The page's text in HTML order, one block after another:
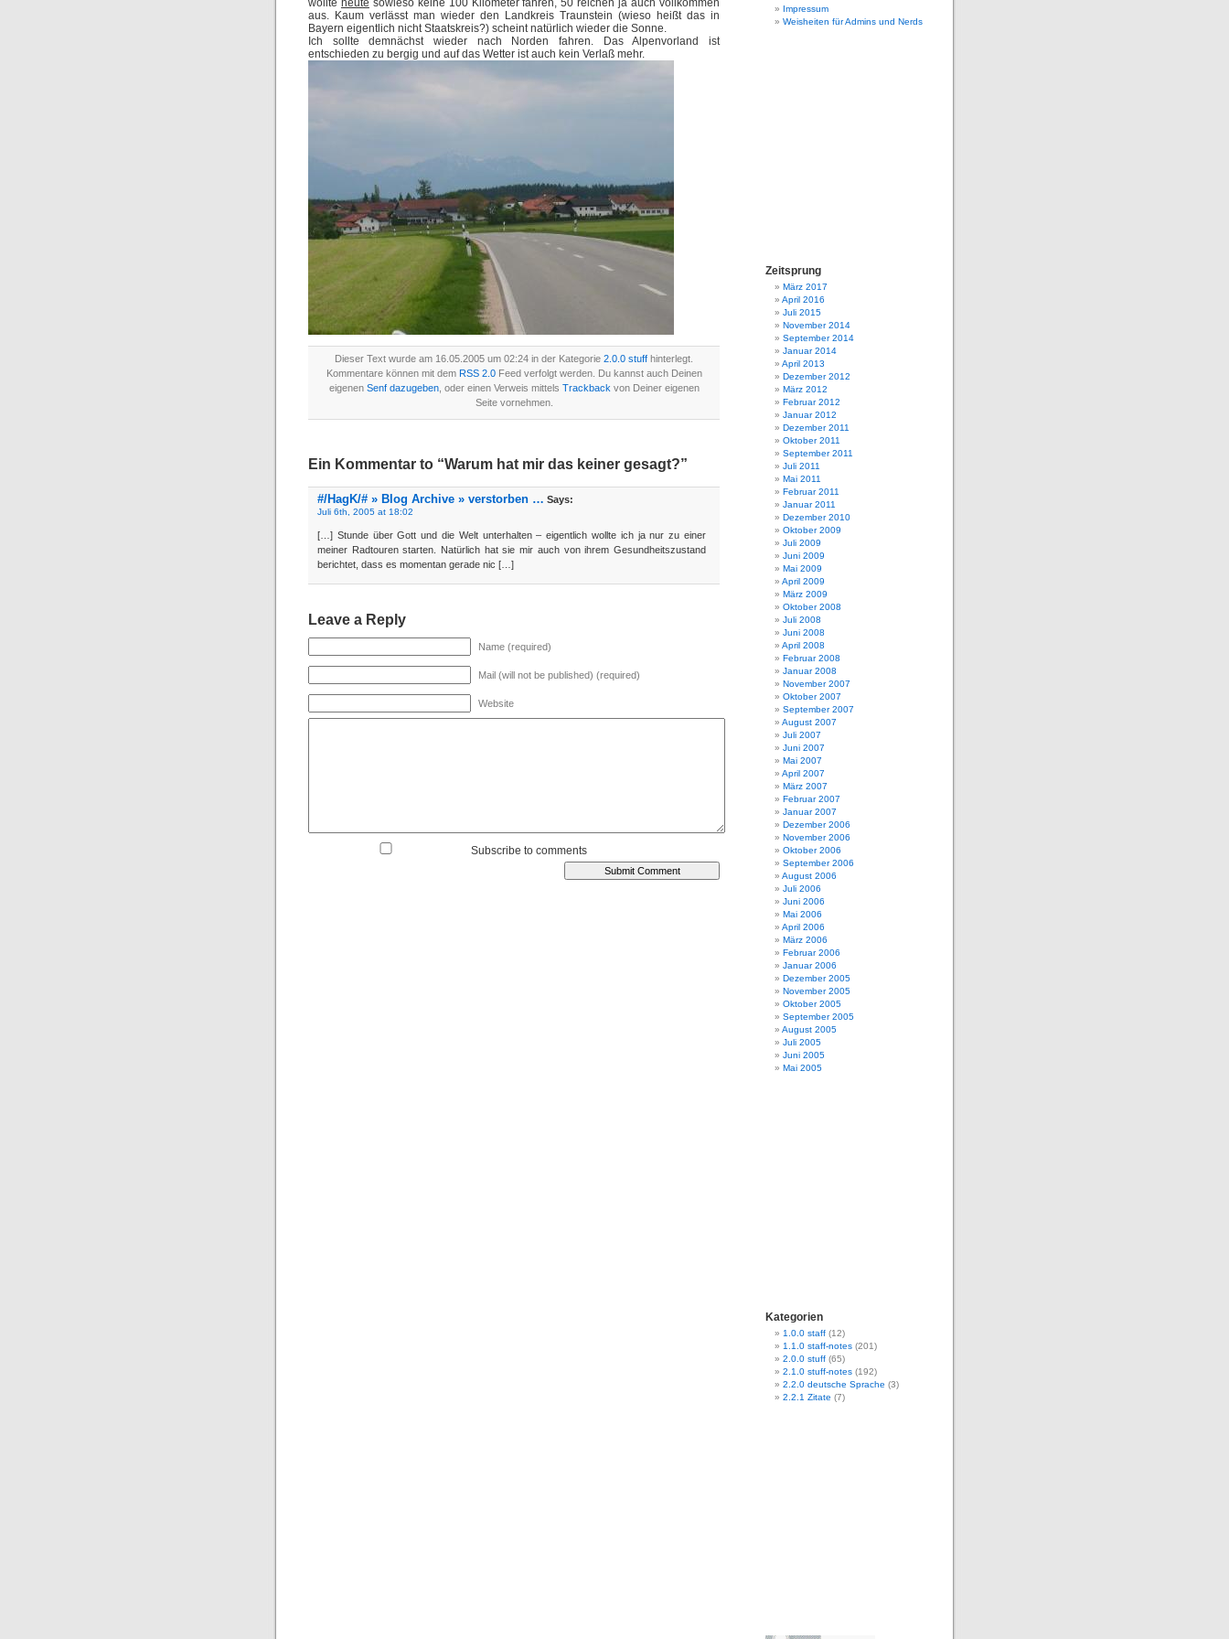
wollte heute sowieso keine 100 Kilometer fahren, 50 reichen ja auch vollkommen
aus. Kaum verlässt man wieder den Landkreis Traunstein (wieso heißt das in
Bayern eigentlich nicht Staatskreis?) scheint natürlich wieder die Sonne.
Ich sollte demnächst wieder nach Norden fahren. Das Alpenvorland ist
entschieden zu bergig und auf das Wetter ist auch kein Verlaß mehr.
Dieser Text wurde am 16.05.2005 um 02:24 in der Kategorie 2.0.0 stuff hinterlegt.
Kommentare können mit dem RSS 2.0Feed verfolgt werden. Du kannst auch Deinen
eigenen Senf dazugeben, oder einen Verweis mittels Trackback von Deiner eigenen
Seite vornehmen.
Ein Kommentar to “Warum hat mir das keiner gesagt?”
#/HagK/# » Blog Archive » verstorben … Says:
Juli 6th, 2005 at 18:02
[…] Stunde über Gott und die Welt unterhalten – eigentlich wollte ich ja nur zu einer
meiner Radtouren starten. Natürlich hat sie mir auch von ihrem Gesundheitszustand
berichtet, dass es momentan gerade nic […]
Leave a Reply
Name (required)
Mail (will not be published) (required)
Website
Subscribe to comments
Impressum
Weisheiten für Admins und Nerds
Zeitsprung
März 2017
April 2016
Juli 2015
November 2014
September 2014
Januar 2014
April 2013
Dezember 2012
März 2012
Februar 2012
Januar 2012
Dezember 2011
Oktober 2011
September 2011
Juli 2011
Mai 2011
Februar 2011
Januar 2011
Dezember 2010
Oktober 2009
Juli 2009
Juni 2009
Mai 2009
April 2009
März 2009
Oktober 2008
Juli 2008
Juni 2008
April 2008
Februar 2008
Januar 2008
November 2007
Oktober 2007
September 2007
August 2007
Juli 2007
Juni 2007
Mai 2007
April 2007
März 2007
Februar 2007
Januar 2007
Dezember 2006
November 2006
Oktober 2006
September 2006
August 2006
Juli 2006
Juni 2006
Mai 2006
April 2006
März 2006
Februar 2006
Januar 2006
Dezember 2005
November 2005
Oktober 2005
September 2005
August 2005
Juli 2005
Juni 2005
Mai 2005
Kategorien
1.0.0 staff (12)
1.1.0 staff-notes (201)
2.0.0 stuff (65)
2.1.0 stuff-notes (192)
2.2.0 deutsche Sprache (3)
2.2.1 Zitate (7)